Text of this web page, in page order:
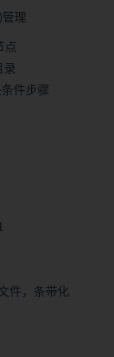
管理
点
录
件步骤
件，条带化